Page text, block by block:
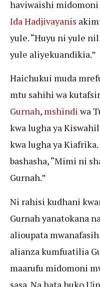
haviwaishi
Ida Hadjivayanis
yule. “Huyu ni yule
yule aliyekuandikia.”
Haichukui muda
mtu sahihi wa
Gurnah, mshindi wa
kwa lugha ya
kwa lugha ya
bashasha, “Mimi ni
Gurnah.”
Ni rahisi kudhani
Gurnah yanatokana
alioupata
alianza kumfuatilia
maarufu midomoni
sasa. Na hata huko